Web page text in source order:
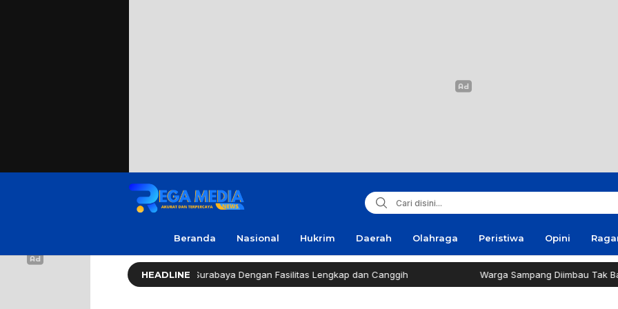
Beranda Nasional Hukrim Daerah Olahraga Peristiwa Opini
HEADLINE
Long Life (HLL) Kini Hadir di Surabaya Dengan Fasilitas Lengkap dan Canggih Warga Sampang Diimbau Tak Bakar Sampah